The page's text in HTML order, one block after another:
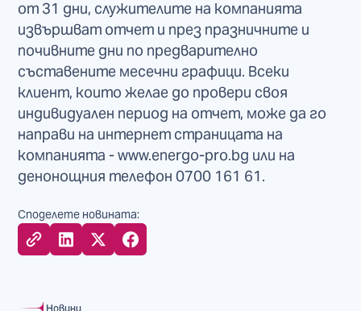
от 31 дни, служителите на компанията
извършват отчет и през празничните и
почивните дни по предварително
съставените месечни графици. Всеки
клиент, които желае до провери своя
индивидуален период на отчет, може да го
направи на интернет страницата на
компанията - www.energo-pro.bg или на
денонощния телефон 0700 161 61.
Споделете новината:
Новини